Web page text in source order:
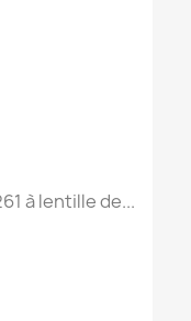
à lentille de...